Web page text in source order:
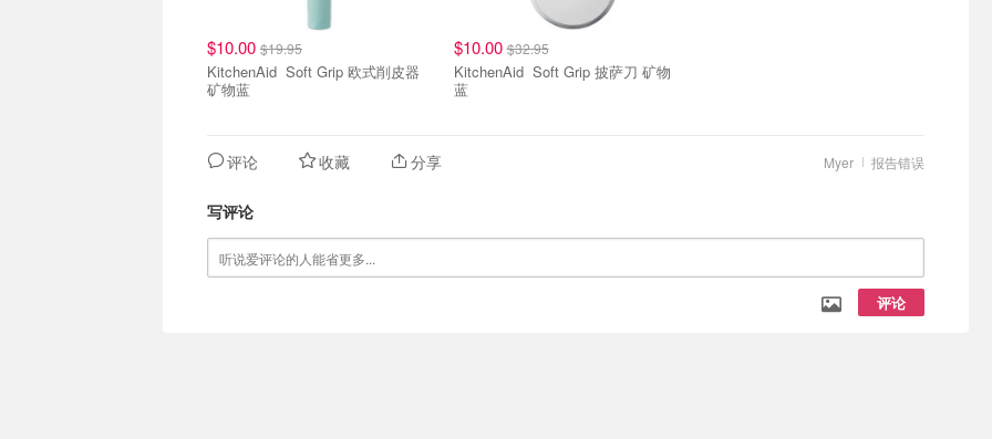
$10.00 $19.95
KitchenAid Soft Grip 欧式削皮器
矿物蓝
$10.00$32.95
KitchenAid Soft Grip 披萨刀 矿物
蓝
报告错误
Myer
评论 收藏 分享
写评论
评论